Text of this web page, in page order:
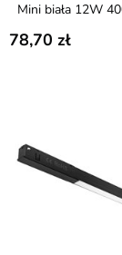
Mini biała 12W
78,70